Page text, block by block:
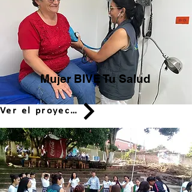
Mujer BIVE Tu Salud
Ver el proyecto